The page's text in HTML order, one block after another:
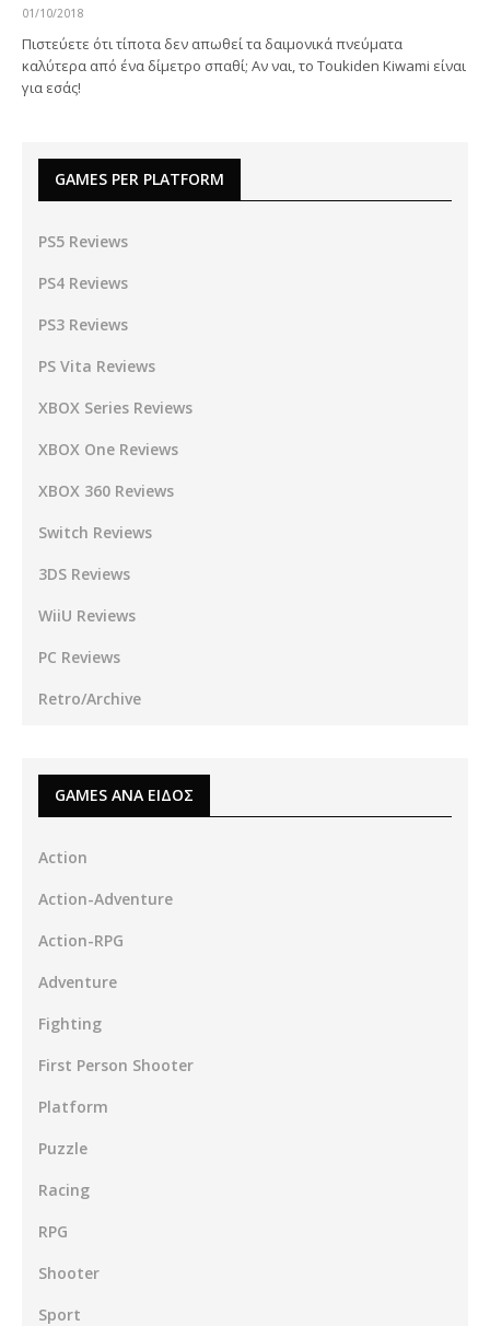
01/10/2018
Πιστεύετε ότι τίποτα δεν απωθεί τα δαιμονικά πνεύματα
καλύτερα από ένα δίμετρο σπαθί; Αν ναι, το Toukiden Kiwami είναι
για εσάς!
GAMES PER PLATFORM
PS5 Reviews
PS4 Reviews
PS3 Reviews
PS Vita Reviews
XBOX Series Reviews
XBOX One Reviews
XBOX 360 Reviews
Switch Reviews
3DS Reviews
WiiU Reviews
PC Reviews
Retro/Archive
GAMES ΑΝΑ ΕΙΔΟΣ
Action
Action-Adventure
Action-RPG
Adventure
Fighting
First Person Shooter
Platform
Puzzle
Racing
RPG
Shooter
Sport